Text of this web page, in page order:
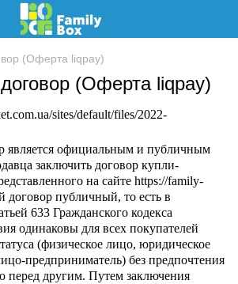
(Оферта liqpay)
(Оферта liqpay)
является официальным и публичным
заключить договор купли-
на сайте https://family-
договор публичный, то есть в
633 Гражданского кодекса
одинаковы для всех покупателей
(физическое лицо, юридическое
предприниматель) без предпочтения
перед другим. Путем заключения